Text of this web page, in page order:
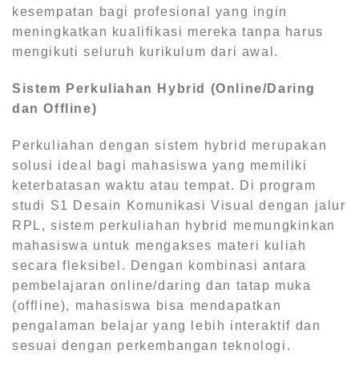
kesempatan bagi profesional yang ingin
meningkatkan kualifikasi mereka tanpa harus
mengikuti seluruh kurikulum dari awal.
Sistem Perkuliahan Hybrid (Online/Daring
dan Offline)
Perkuliahan dengan sistem hybrid merupakan
solusi ideal bagi mahasiswa yang memiliki
keterbatasan waktu atau tempat. Di program
studi S1 Desain Komunikasi Visual dengan jalur
RPL, sistem perkuliahan hybrid memungkinkan
mahasiswa untuk mengakses materi kuliah
secara fleksibel. Dengan kombinasi antara
pembelajaran online/daring dan tatap muka
(offline), mahasiswa bisa mendapatkan
pengalaman belajar yang lebih interaktif dan
sesuai dengan perkembangan teknologi.